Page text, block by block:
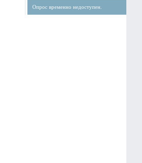
Опрос временно недоступен.